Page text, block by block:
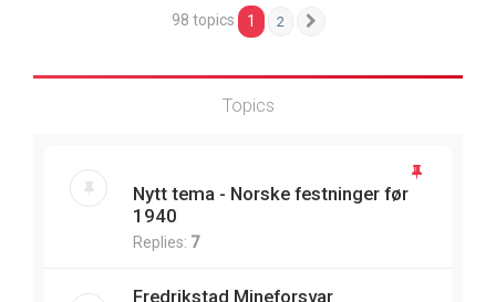
98 topics 1 2
Topics
Nytt tema - Norske festninger før
1940
Replies: 7
Fredrikstad Mineforsvar